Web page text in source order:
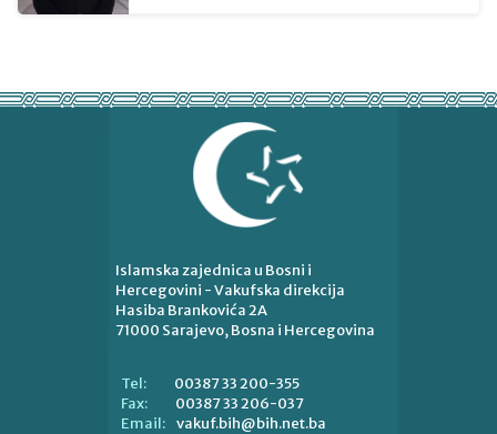
Islamska zajednica u Bosni i
Hercegovini - Vakufska direkcija
Hasiba Brankovića 2A
71000 Sarajevo, Bosna i Hercegovina
Tel:
00387 33 200-355
Fax:
00387 33 206-037
Email: vakuf.bih@bih.net.ba